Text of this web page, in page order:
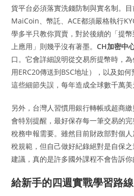
貨平台必須落實洗錢防制與實名制。
MaiCoin、幣託、ACE都須嚴格執行
學多半只教你買賣，對於後續的「提
上應用」則幾乎沒有著墨。CH加密中
口。它會詳細說明從交易所提幣時，
用ERC20傳送到BSC地址），以及如
這些細節失誤，每年造成全球數千萬美
另外，台灣人習慣用銀行轉帳或超商
會特別提醒，最好保存每一筆交易的
稅務申報需要。雖然目前財政部對個
稅規範，但自己做好紀錄絕對是自保
建議，真的是許多國外課程不會告訴你
給新手的四週實戰學習路線